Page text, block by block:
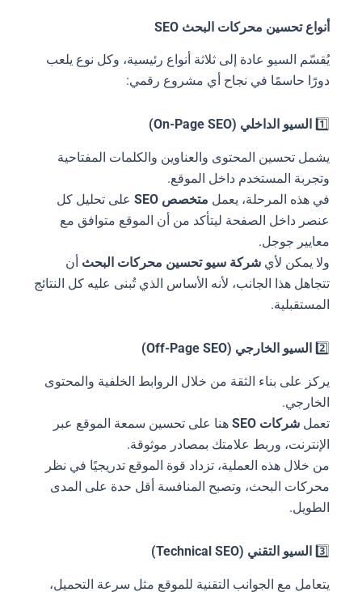
أنواع تحسين محركات البحث SEO
يُقسّم السيو عادة إلى ثلاثة أنواع رئيسية، وكل نوع يلعب
دورًا حاسمًا في نجاح أي مشروع رقمي:
السيو الداخلي (On-Page SEO)
يشمل تحسين المحتوى والعناوين والكلمات المفتاحية
وتجربة المستخدم داخل الموقع.
في هذه المرحلة، يعملمتخصص SEO
على تحليل كل
عنصر داخل الصفحة ليتأكد من أن الموقع متوافق مع
معايير جوجل.
ولا يمكن لأيشركة سيو تحسين محركات البحثأن
تتجاهل هذا الجانب، لأنه الأساس الذي تُبنى عليه كل النتائج
المستقبلية.
السيو الخارجي (Off-Page SEO)
يركز على بناء الثقة من خلال الروابط الخلفية والمحتوى
الخارجي.
تعملشركات SEO
هنا على تحسين سمعة الموقع عبر
الإنترنت، وربط علامتك بمصادر موثوقة.
من خلال هذه العملية، تزداد قوة الموقع تدريجيًا في نظر
محركات البحث، وتصبح المنافسة أقل حدة على المدى
الطويل.
السيو التقني (Technical SEO)
يتعامل مع الجوانب التقنية للموقع مثل سرعة التحميل،